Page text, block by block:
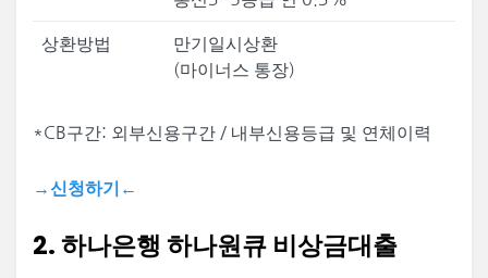
상환방법
만기일시상환
(마이너스 통장)
*CB구간: 외부신용구간 / 내부신용등급 및 연체이력
→신청하기←
2. 하나은행 하나원큐 비상금대출